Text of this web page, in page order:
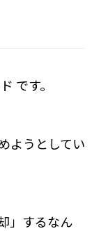
です。
ようとしてい
」するなん